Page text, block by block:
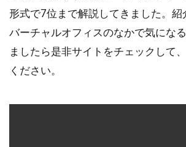
形式で7位まで解説してきました。
バーチャルオフィスのなかで気にな
ましたら是非サイトをチェックして
ください。